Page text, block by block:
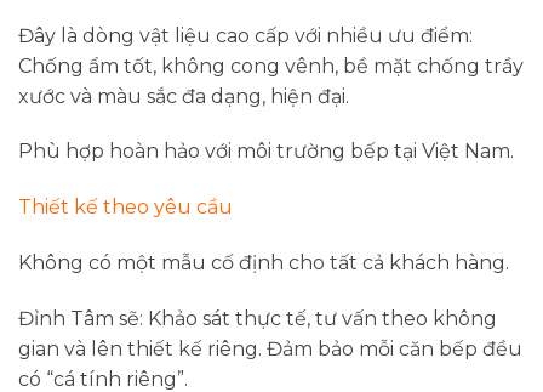
Đây là dòng vật liệu cao cấp với nhiều ưu điểm:
Chống ẩm tốt, không cong vênh, bề mặt chống trầy
xước và màu sắc đa dạng, hiện đại.
Phù hợp hoàn hảo với môi trường bếp tại Việt Nam.
Thiết kế theo yêu cầu
Không có một mẫu cố định cho tất cả khách hàng.
Đỉnh Tâm sẽ: Khảo sát thực tế, tư vấn theo không
gian và lên thiết kế riêng. Đảm bảo mỗi căn bếp đều
có “cá tính riêng”.